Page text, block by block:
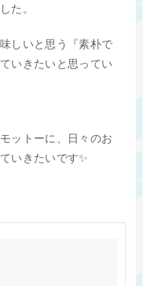
た。
しいと思う『素朴で
いきたいと思ってい
ットーに、日々のお
いきたいです✨